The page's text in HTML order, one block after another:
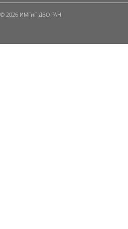
© 2026 ИМГиГ ДВО РАН